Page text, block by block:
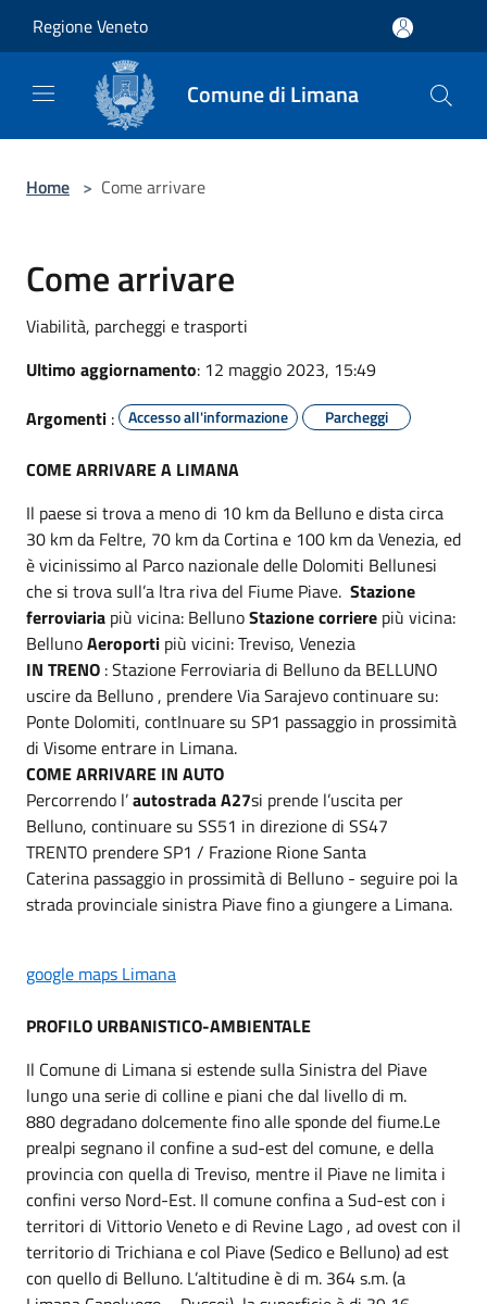
Regione Veneto
Comune di Limana
Home > Come arrivare
Come arrivare
Viabilità, parcheggi e trasporti
Ultimo aggiornamento: 12 maggio 2023, 15:49
Argomenti : Accesso all'informazione Parcheggi
COME ARRIVARE A LIMANA
Il paese si trova a meno di 10 km da Belluno e dista circa
30 km da Feltre, 70 km da Cortina e 100 km da Venezia, ed
è vicinissimo al Parco nazionale delle Dolomiti Bellunesi
che si trova sull’a ltra riva del Fiume Piave. Stazione
ferroviaria più vicina: BellunoStazione corriere più vicina:
BellunoAeroporti più vicini: Treviso, Venezia
IN TRENO : Stazione Ferroviaria di Belluno da BELLUNO
uscire da Belluno , prendere Via Sarajevo continuare su:
Ponte Dolomiti, contInuare su SP1 passaggio in prossimità
di Visome entrare in Limana.
COME ARRIVARE IN AUTO
Percorrendo l’autostrada A27si prende l’uscita per
Belluno, continuare su SS51 in direzione di SS47
TRENTO prendere SP1 / Frazione Rione Santa
Caterina passaggio in prossimità di Belluno - seguire poi la
strada provinciale sinistra Piave fino a giungere a Limana.
google maps Limana
PROFILO URBANISTICO-AMBIENTALE
Il Comune di Limana si estende sulla Sinistra del Piave
lungo una serie di colline e piani che dal livello di m.
880 degradano dolcemente fino alle sponde del fiume.Le
prealpi segnano il confine a sud-est del comune, e della
provincia con quella di Treviso, mentre il Piave ne limita i
confini verso Nord-Est. Il comune confina a Sud-est con i
territori di Vittorio Veneto e di Revine Lago , ad ovest con il
territorio di Trichiana e col Piave (Sedico e Belluno) ad est
con quello di Belluno. L’altitudine è di m. 364 s.m. (a